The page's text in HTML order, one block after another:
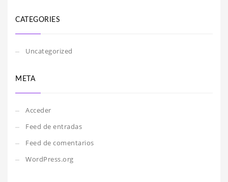
CATEGORIES
Uncategorized
META
Acceder
Feed de entradas
Feed de comentarios
WordPress.org